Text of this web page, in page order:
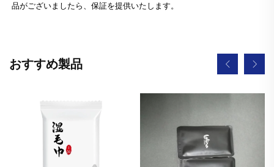
品がございましたら、保証を提供いたします。
おすすめ製品